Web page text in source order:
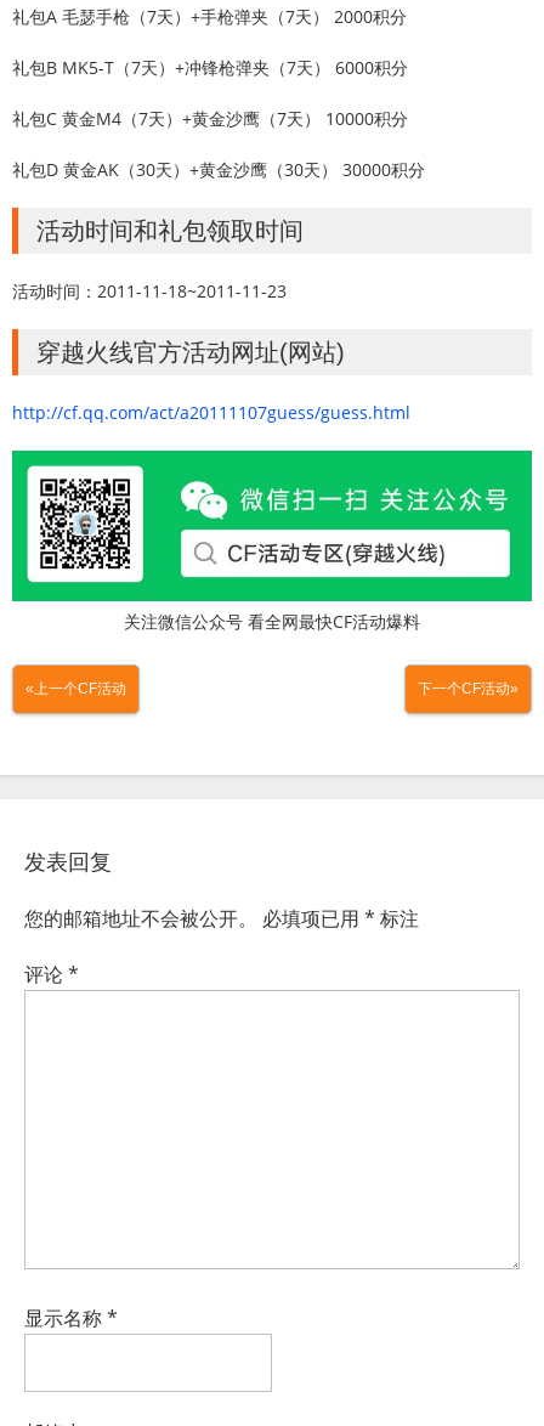
礼包A 毛瑟手枪（7天）+手枪弹夹（7天） 2000积分
礼包B MK5-T（7天）+冲锋枪弹夹（7天） 6000积分
礼包C 黄金M4（7天）+黄金沙鹰（7天） 10000积分
礼包D 黄金AK（30天）+黄金沙鹰（30天） 30000积分
活动时间和礼包领取时间
活动时间：2011-11-18~2011-11-23
穿越火线官方活动网址(网站)
http://cf.qq.com/act/a20111107guess/guess.html
关注微信公众号 看全网最快CF活动爆料
«上一个CF活动 下一个CF活动»
发表回复
您的邮箱地址不会被公开。 必填项已用 * 标注
评论*
显示名称*